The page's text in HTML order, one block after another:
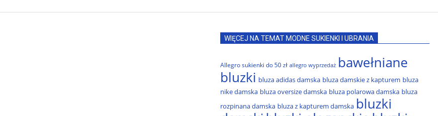
WIĘCEJ NA TEMAT MODNE SUKIENKI I UBRANIA
Allegro sukienki do 50 zł allegro wyprzedaż bawełniane
bluzki bluza adidas damska bluza damskie z kapturem bluza
nike damska bluza oversize damska bluza polarowa damska bluza
rozpinana damska bluza z kapturem damska bluzki